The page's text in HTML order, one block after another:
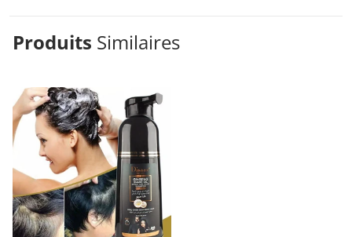
Produits Similaires